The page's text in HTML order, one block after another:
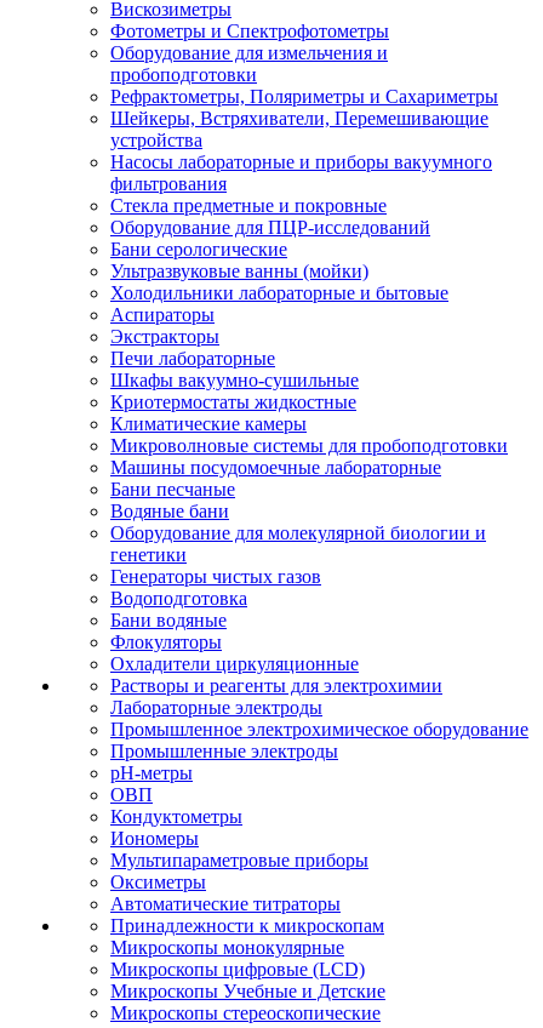
Вискозиметры
Фотометры и Спектрофотометры
Оборудование для измельчения и
пробоподготовки
Рефрактометры, Поляриметры и Сахариметры
Шейкеры, Встряхиватели, Перемешивающие
устройства
Насосы лабораторные и приборы вакуумного
фильтрования
Стекла предметные и покровные
Оборудование для ПЦР-исследований
Бани серологические
Ультразвуковые ванны (мойки)
Холодильники лабораторные и бытовые
Аспираторы
Экстракторы
Печи лабораторные
Шкафы вакуумно-сушильные
Криотермостаты жидкостные
Климатические камеры
Микроволновые системы для пробоподготовки
Машины посудомоечные лабораторные
Бани песчаные
Водяные бани
Оборудование для молекулярной биологии и
генетики
Генераторы чистых газов
Водоподготовка
Бани водяные
Флокуляторы
Охладители циркуляционные
Растворы и реагенты для электрохимии
Лабораторные электроды
Промышленное электрохимическое оборудование
Промышленные электроды
pH-метры
ОВП
Кондуктометры
Иономеры
Мультипараметровые приборы
Оксиметры
Автоматические титраторы
Принадлежности к микроскопам
Микроскопы монокулярные
Микроскопы цифровые (LCD)
Микроскопы Учебные и Детские
Микроскопы стереоскопические